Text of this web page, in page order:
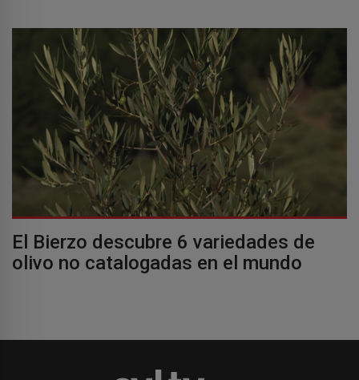
El Bierzo descubre 6 variedades de
olivo no catalogadas en el mundo